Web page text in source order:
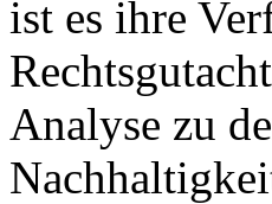
ist es ihre
Analyse zu